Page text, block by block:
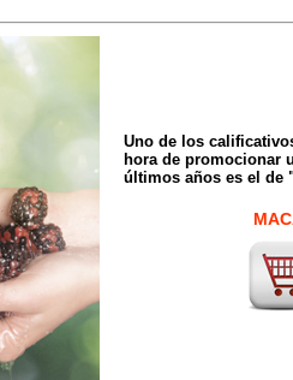
Uno de los
hora de promocionar
últimos años es el de